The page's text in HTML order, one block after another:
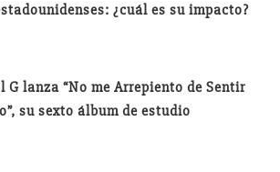
¿cuál es su impacto?
G lanza “No me Arrepiento de Sentir
su sexto álbum de estudio